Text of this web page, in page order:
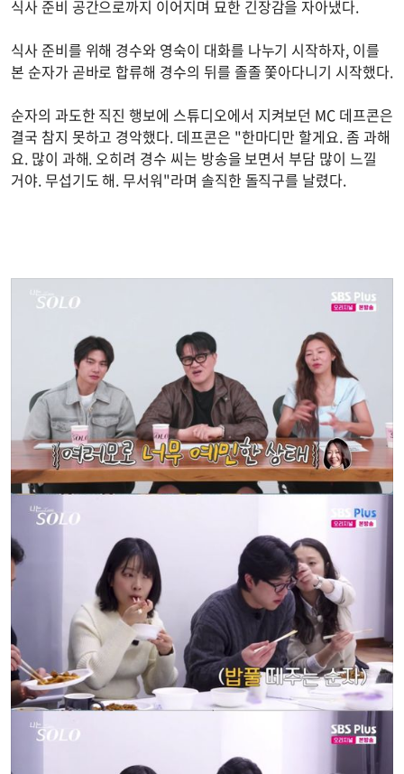
식사 준비 공간으로까지 이어지며 묘한 긴장감을 자아냈다.
식사 준비를 위해 경수와 영숙이 대화를 나누기 시작하자, 이를
본 순자가 곧바로 합류해 경수의 뒤를 졸졸 쫓아다니기 시작했다.
순자의 과도한 직진 행보에 스튜디오에서 지켜보던 MC 데프콘은
결국 참지 못하고 경악했다. 데프콘은 "한마디만 할게요. 좀 과해
요. 많이 과해. 오히려 경수 씨는 방송을 보면서 부담 많이 느낄
거야. 무섭기도 해. 무서워"라며 솔직한 돌직구를 날렸다.